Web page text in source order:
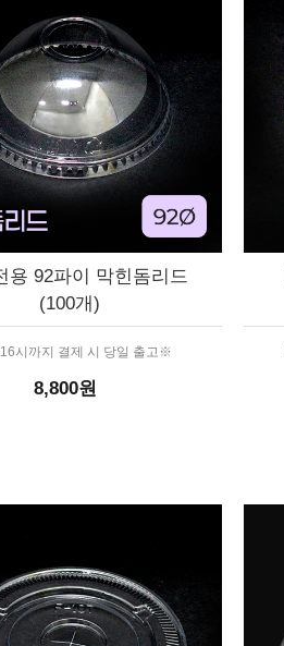
용 92파이 막힌돔리드
(100개)
시까지 결제 시 당일 출고※
8,800원